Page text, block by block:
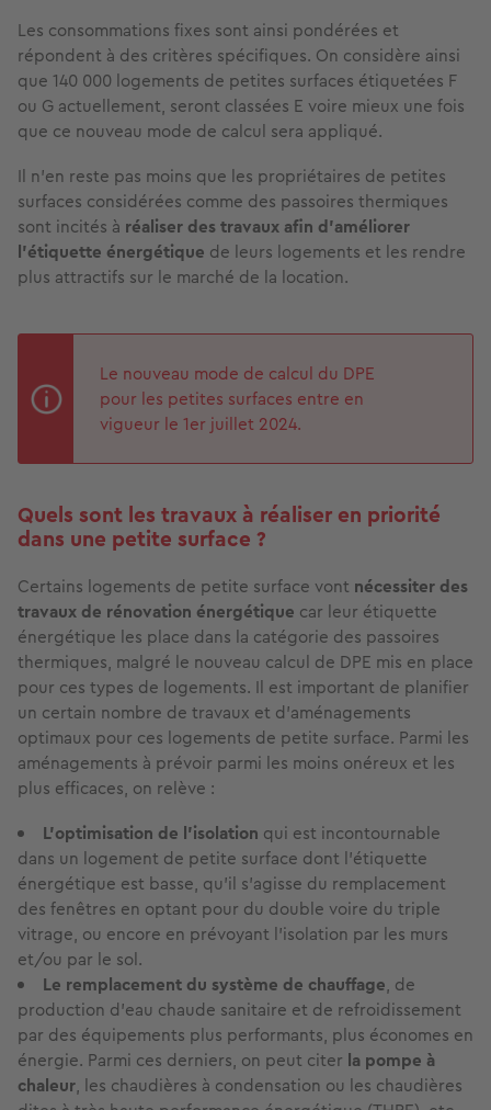
Les consommations fixes sont ainsi pondérées et
répondent à des critères spécifiques. On considère ainsi
que 140 000 logements de petites surfaces étiquetées F
ou G actuellement, seront classées E voire mieux une fois
que ce nouveau mode de calcul sera appliqué.
Il n’en reste pas moins que les propriétaires de petites
surfaces considérées comme des passoires thermiques
sont incités à réaliser des travaux afin d’améliorer
l’étiquette énergétique de leurs logements et les rendre
plus attractifs sur le marché de la location.
Le nouveau mode de calcul du DPE
pour les petites surfaces entre en
vigueur le 1er juillet 2024.
Quels sont les travaux à réaliser en priorité
dans une petite surface ?
Certains logements de petite surface vont nécessiter des
travaux de rénovation énergétique car leur étiquette
énergétique les place dans la catégorie des passoires
thermiques, malgré le nouveau calcul de DPE mis en place
pour ces types de logements. Il est important de planifier
un certain nombre de travaux et d’aménagements
optimaux pour ces logements de petite surface. Parmi les
aménagements à prévoir parmi les moins onéreux et les
plus efficaces, on relève :
L’optimisation de l’isolation qui est incontournable
dans un logement de petite surface dont l’étiquette
énergétique est basse, qu’il s’agisse du remplacement
des fenêtres en optant pour du double voire du triple
vitrage, ou encore en prévoyant l’isolation par les murs
et/ou par le sol.
Le remplacement du système de chauffage, de
production d’eau chaude sanitaire et de refroidissement
par des équipements plus performants, plus économes en
énergie. Parmi ces derniers, on peut citer la pompe à
chaleur, les chaudières à condensation ou les chaudières